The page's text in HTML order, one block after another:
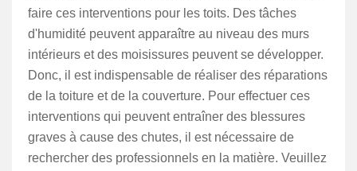
faire ces interventions pour les toits. Des tâches
d'humidité peuvent apparaître au niveau des murs
intérieurs et des moisissures peuvent se développer.
Donc, il est indispensable de réaliser des réparations
de la toiture et de la couverture. Pour effectuer ces
interventions qui peuvent entraîner des blessures
graves à cause des chutes, il est nécessaire de
rechercher des professionnels en la matière. Veuillez